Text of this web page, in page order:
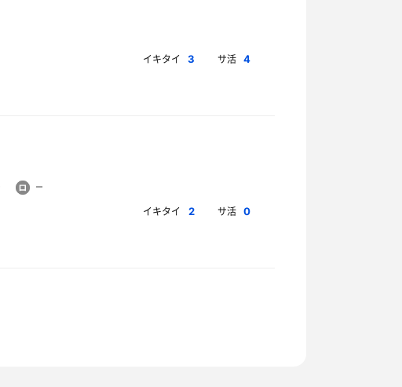
イキタイ 3 サ活 4
イキタイ 2 サ活 0